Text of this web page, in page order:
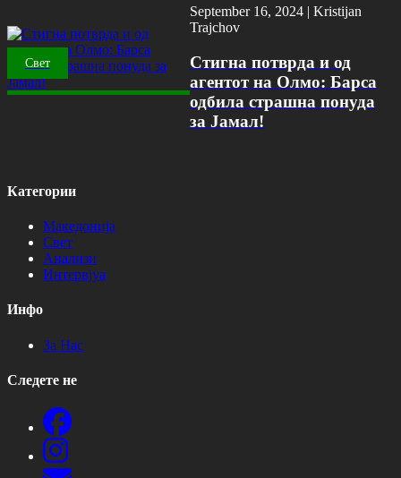
Свет
September 16, 2024 | Kristijan
Trajchov
Стигна потврда и од
агентот на Олмо: Барса
одбила страшна понуда
за Јамал!
Категории
Македонија
Свет
Анализи
Интервјуа
Инфо
За Нас
Следете не